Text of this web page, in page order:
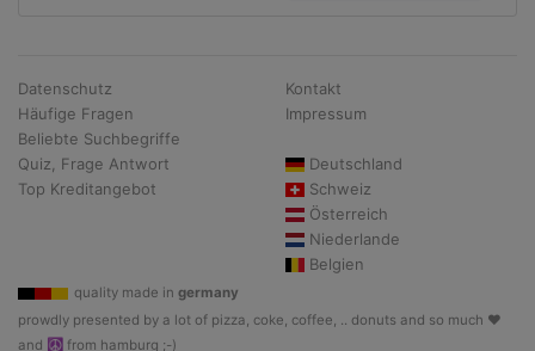
Datenschutz
Häufige Fragen
Beliebte Suchbegriffe
Quiz, Frage Antwort
Top Kreditangebot
Kontakt
Impressum
Deutschland
Schweiz
Österreich
Niederlande
Belgien
quality made in germany
prowdly presented by a lot of pizza, coke, coffee, .. donuts and so much ♥
and ☮ from hamburg ;-)